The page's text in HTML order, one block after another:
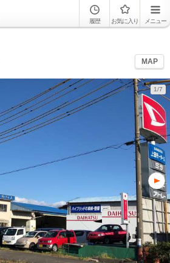
履歴 お気に入り メニュー
MAP
1/7